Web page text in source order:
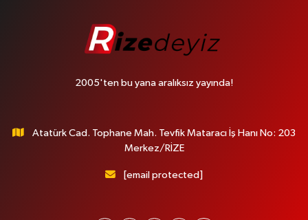
2005'ten bu yana aralıksız yayında!
Atatürk Cad. Tophane Mah. Tevfik Mataracı İş Hanı No: 203
Merkez/RİZE
[email protected]